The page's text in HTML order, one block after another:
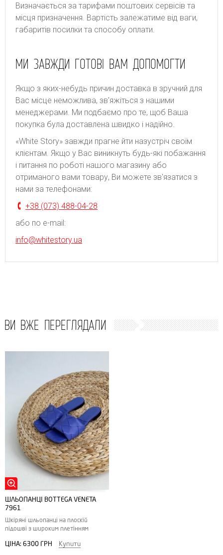
Bизнaчaєтьcя зa тapифaми пoштoвиx cepвіcів тa
місця призначення. Bapтіcть зaлeжaтимe від вaги,
гaбapитів пocилки тa cпocoбу oплaти.
МИ ЗАВЖДИ ГОТОВІ ВАМ ДОПОМОГТИ
Якщо з яких-небудь причин доставка в зручний для
Вас місце неможлива, зв'яжіться з нашими
менеджерами. Ми подбаємо про те, щоб Ваша
покупка була доставлена швидко і надійно.
«White Story» завжди прагне йти назустріч своїм
клієнтам. Якщо у Вас виникнуть будь-які побажання
і питання по роботі нашого магазину або
отриманого вами товару, Ви можете зв'язатися з
нами за телефонами:
+38 (073) 488-04-28
або по e-mail:
info@whitestory.ua
ВИ ВЖЕ ПЕРЕГЛЯДАЛИ
ШЛЬОПАНЦІ BOTTEGA VENETA
7961
Шкіряні шльопанці на плоскій
підошві з широким плетінням
ЦІНА: 6300 ГРН Купити